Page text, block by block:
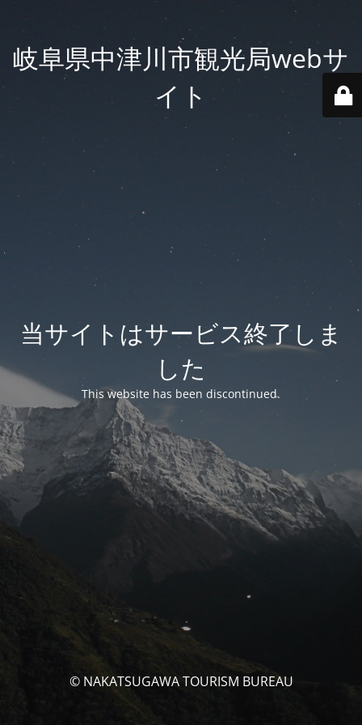
岐阜県中津川市観光局webサ
イト
当サイトはサービス終了しま
した
This website has been discontinued.
© NAKATSUGAWA TOURISM BUREAU